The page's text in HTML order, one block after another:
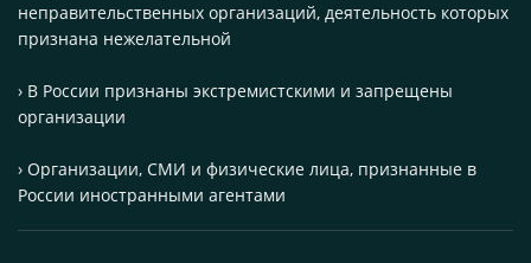
неправительственных организаций, деятельность которых
признана нежелательной
› В России признаны экстремистскими и запрещены
организации
› Организации, СМИ и физические лица, признанные в
России иностранными агентами